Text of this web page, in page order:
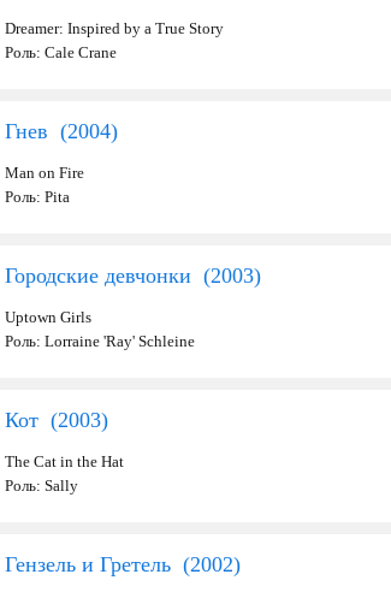
Dreamer: Inspired by a True Story
Роль: Cale Crane
Гнев (2004)
Man on Fire
Роль: Pita
Городские девчонки (2003)
Uptown Girls
Роль: Lorraine 'Ray' Schleine
Кот (2003)
The Cat in the Hat
Роль: Sally
Гензель и Гретель (2002)